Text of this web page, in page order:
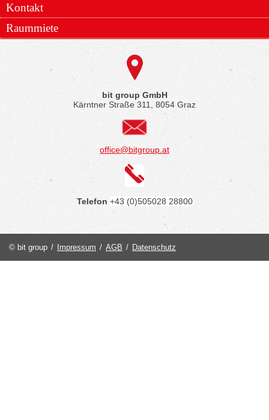
Kontakt
Raummiete
bit group GmbH
Kärntner Straße 311, 8054 Graz
office@bitgroup.at
Telefon +43 (0)505028 28800
© bit group / Impressum / AGB / Datenschutz